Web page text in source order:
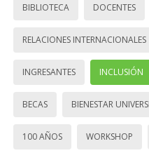
BIBLIOTECA DOCENTES
RELACIONES INTERNACIONALES
INGRESANTES INCLUSIÓN
BECAS BIENESTAR
100 AÑOS WORKSHOP